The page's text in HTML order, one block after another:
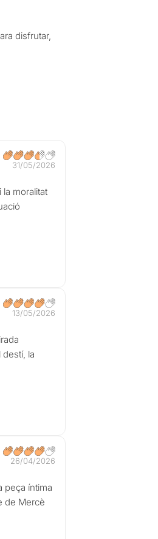
disfrutar,
31/05/2026
la moralitat
13/05/2026
la
26/04/2026
peça íntima
de Mercè